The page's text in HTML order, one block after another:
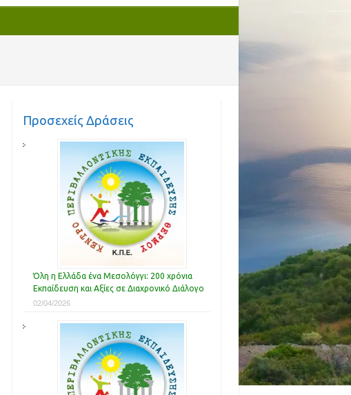
Προσεχείς Δράσεις
Όλη η Ελλάδα ένα Μεσολόγγι: 200 χρόνια
Εκπαίδευση και Αξίες σε Διαχρονικό Διάλογο
02/04/2026